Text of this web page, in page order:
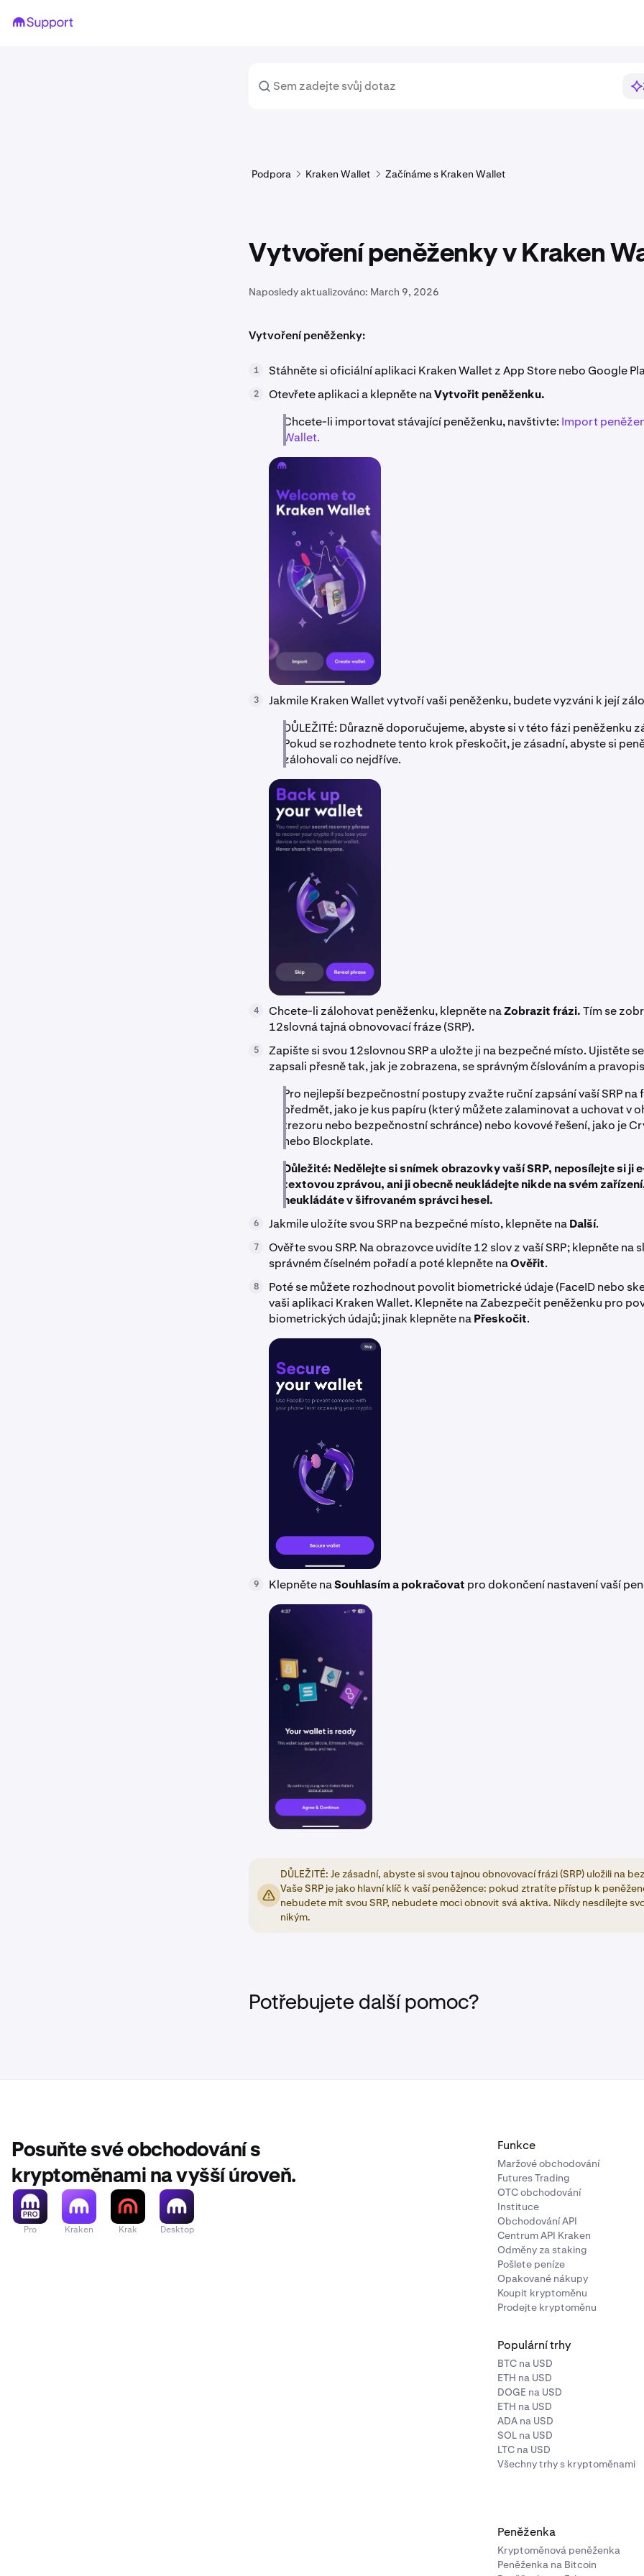
Podpora Kraken Wallet Začínáme s Kraken Wallet
Vytvoření peněženky v Kraken
Naposledy aktualizováno: March 9, 2026
Vytvoření peněženky:
1 Stáhněte si oficiální aplikaci Kraken Wallet z App Store nebo Google
2 Otevřete aplikaci a klepněte naVytvořit peněženku.
Chcete-li importovat stávající peněženku, navštivte: Import
Wallet.
3
Jakmile Kraken Wallet vytvoří vaši peněženku, budete vyzváni k její
DŮLEŽITÉ: Důrazně doporučujeme, abyste si v této fázi peněženku
Pokud se rozhodnete tento krok přeskočit, je zásadní, abyste si
zálohovali co nejdříve.
4 Chcete-li zálohovat peněženku, klepněte naZobrazit frázi.Tím se
12slovná tajná obnovovací fráze (SRP).
5
Zapište si svou 12slovnou SRP a uložte ji na bezpečné místo. Ujistěte
zapsali přesně tak, jak je zobrazena, se správným číslováním a
Pro nejlepší bezpečnostní postupy zvažte ruční zapsání vaší SRP na
předmět, jako je kus papíru (který můžete zalaminovat a uchovat v
trezoru nebo bezpečnostní schránce) nebo kovové řešení, jako je
nebo Blockplate.
Důležité: Nedělejte si snímek obrazovky vaší SRP, neposílejte si ji
textovou zprávou, ani ji obecně neukládejte nikde na svém
neukládáte v šifrovaném správci hesel.
6 Jakmile uložíte svou SRP na bezpečné místo, klepněte naDalší.
7
Ověřte svou SRP. Na obrazovce uvidíte 12 slov z vaší SRP; klepněte na
správném číselném pořadí a poté klepněte naOvěřit.
8
Poté se můžete rozhodnout povolit biometrické údaje (FaceID nebo
vaši aplikaci Kraken Wallet. Klepněte na Zabezpečit peněženku pro
biometrických údajů; jinak klepněte naPřeskočit.
9 Klepněte naSouhlasím a pokračovat pro dokončení nastavení vaší
DŮLEŽITÉ: Je zásadní, abyste si svou tajnou obnovovací frázi (SRP) uložili na
Vaše SRP je jako hlavní klíč k vaší peněžence: pokud ztratíte přístup k
nebudete mít svou SRP, nebudete moci obnovit svá aktiva. Nikdy nesdílejte
nikým.
Potřebujete další pomoc?
Posuňte své obchodování s
kryptoměnami na vyšší úroveň.
Pro Kraken Krak Desktop
Funkce
Maržové obchodování
Futures Trading
OTC obchodování
Instituce
Obchodování API
Centrum API Kraken
Odměny za staking
Pošlete peníze
Opakované nákupy
Koupit kryptoměnu
Prodejte kryptoměnu
Populární trhy
BTC na USD
ETH na USD
DOGE na USD
ETH na USD
ADA na USD
SOL na USD
LTC na USD
Všechny trhy s kryptoměnami
Peněženka
Kryptoměnová peněženka
Peněženka na Bitcoin